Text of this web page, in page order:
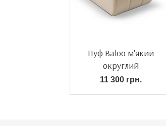
Пуф Baloo м'який
округлий
11 300 грн.